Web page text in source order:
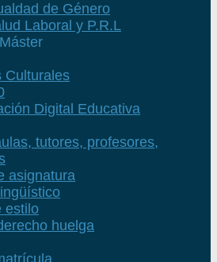
de Género
Laboral y P.R.L
Culturales
Digital Educativa
tutores, profesores,
asignatura
estilo
huelga